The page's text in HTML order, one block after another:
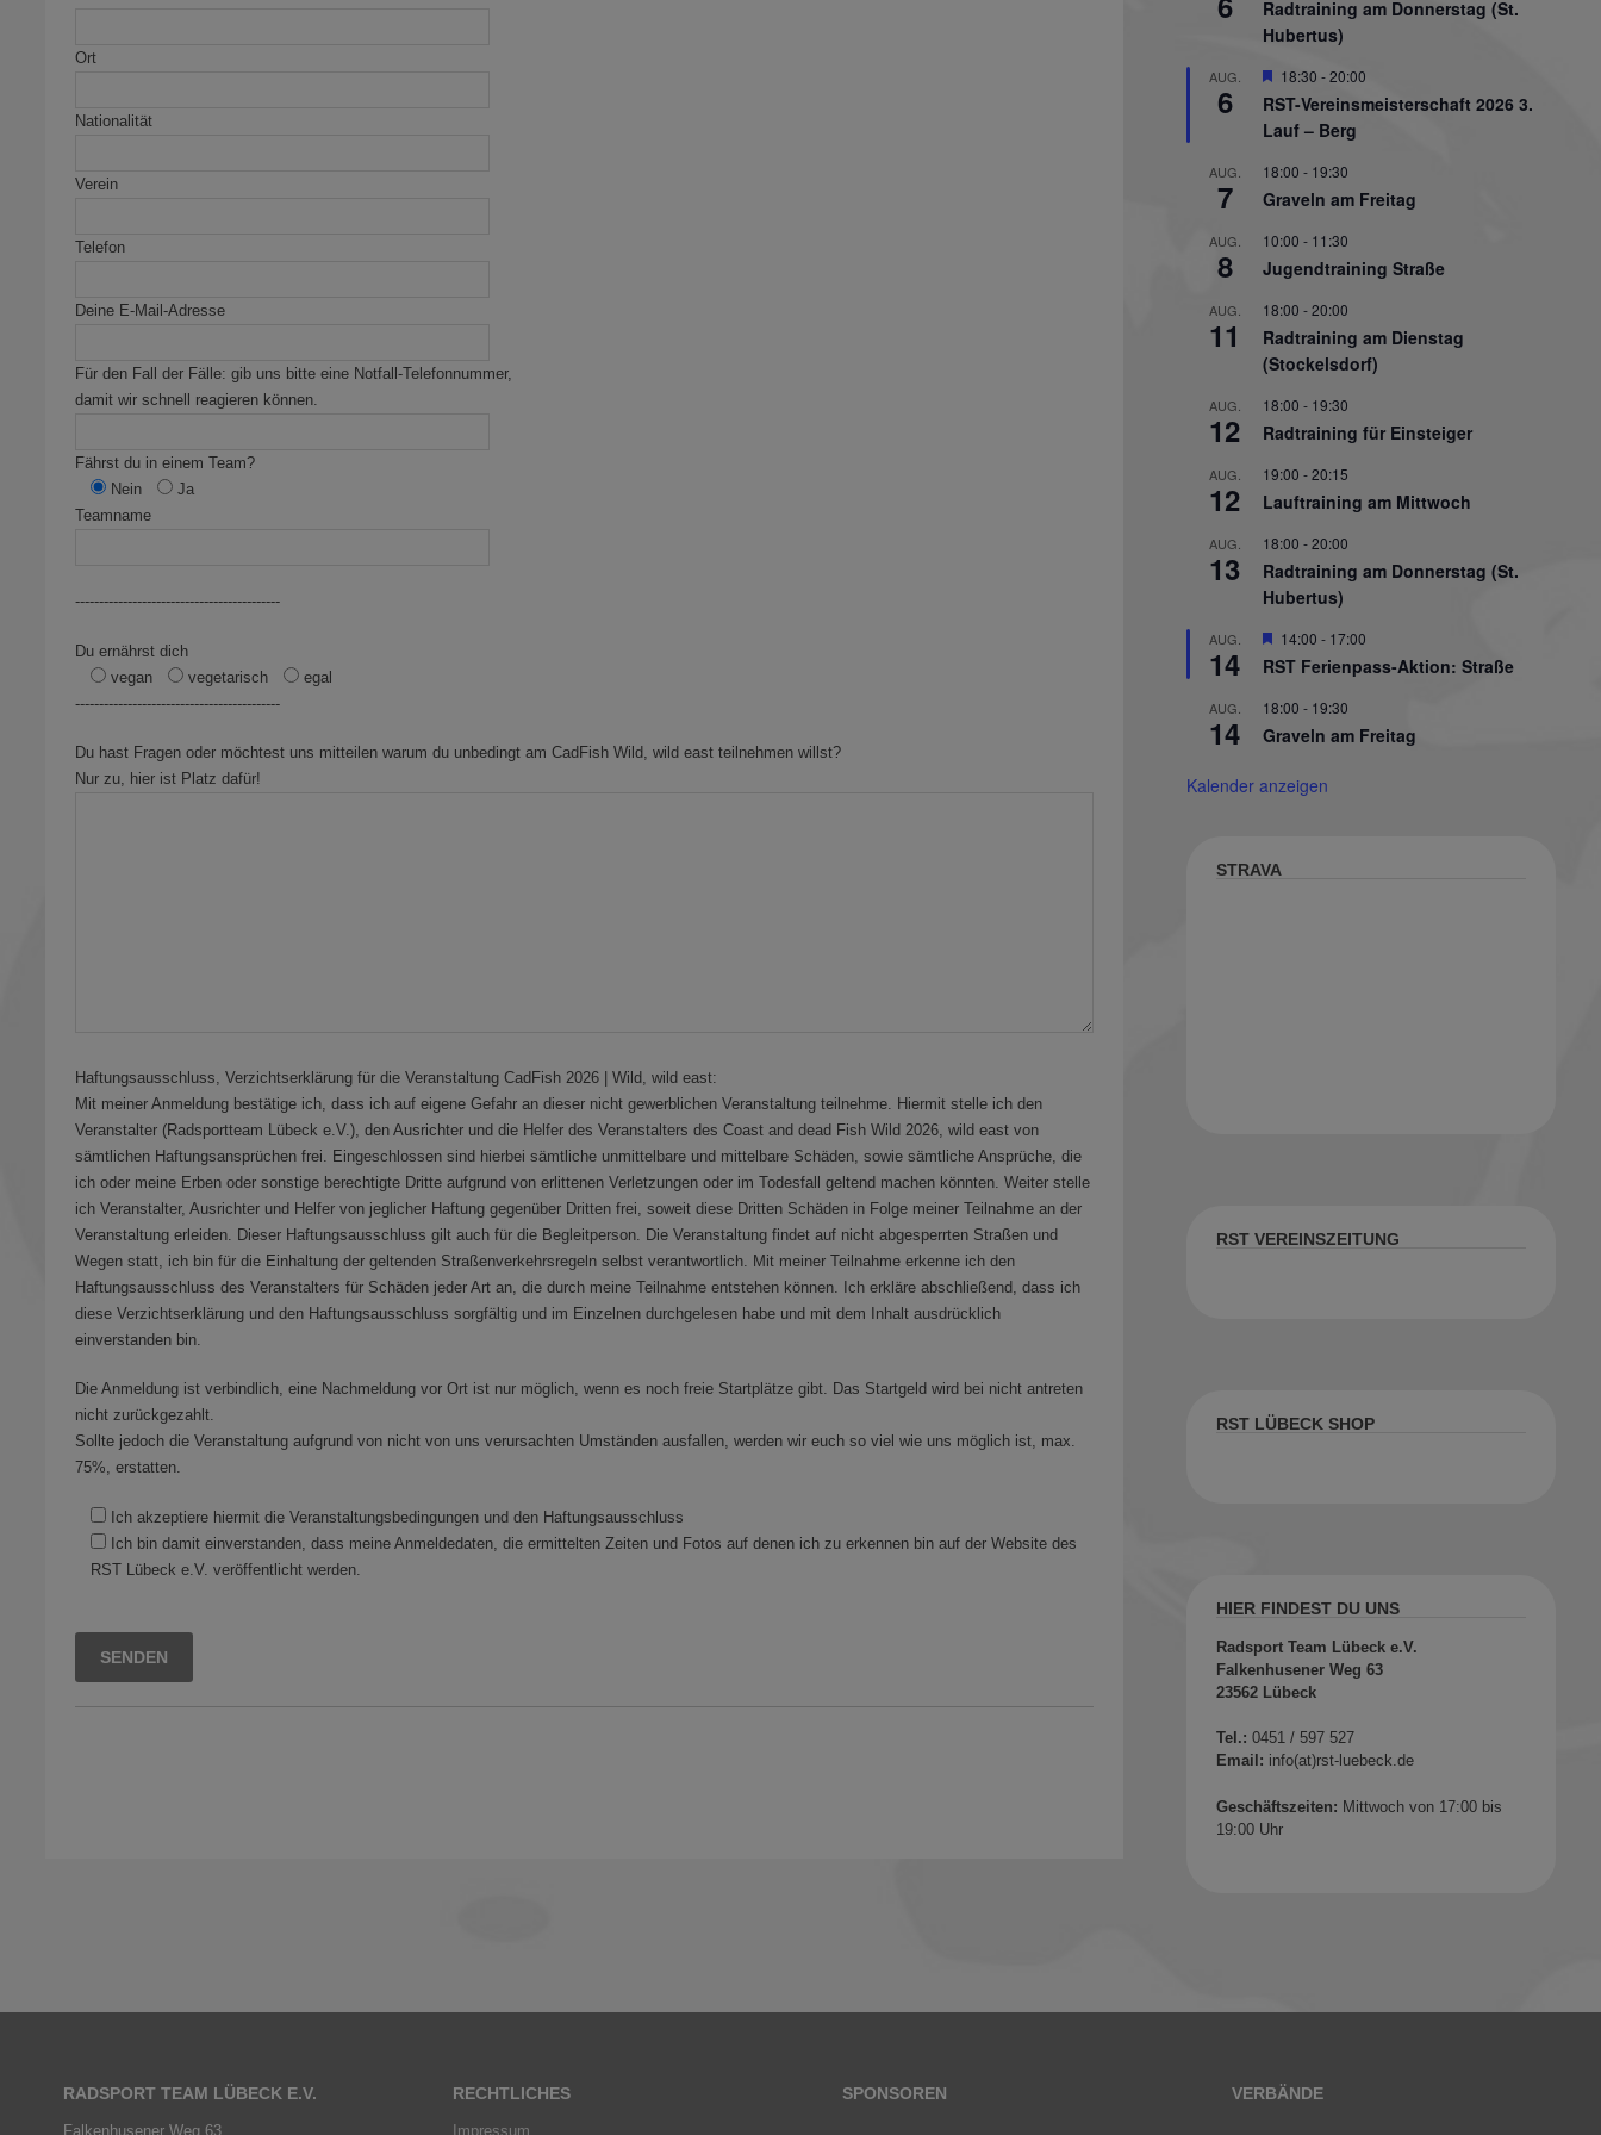
Ort
Nationalität
Verein
Telefon
Deine E-Mail-Adresse
Für den Fall der Fälle: gib uns bitte eine Notfall-Telefonnummer,
damit wir schnell reagieren können.
Fährst du in einem Team?
Nein
Ja
Teamname
-------------------------------------------
Du ernährst dich
vegan
vegetarisch
egal
-------------------------------------------
Du hast Fragen oder möchtest uns mitteilen warum du unbedingt am CadFish Wild, wild east teilnehmen willst?
Nur zu, hier ist Platz dafür!
Haftungsausschluss, Verzichtserklärung für die Veranstaltung CadFish 2026 | Wild, wild east:
Mit meiner Anmeldung bestätige ich, dass ich auf eigene Gefahr an dieser nicht gewerblichen Veranstaltung teilnehme. Hiermit stelle ich den
Veranstalter (Radsportteam Lübeck e.V.), den Ausrichter und die Helfer des Veranstalters des Coast and dead Fish Wild 2026, wild east von
sämtlichen Haftungsansprüchen frei. Eingeschlossen sind hierbei sämtliche unmittelbare und mittelbare Schäden, sowie sämtliche Ansprüche, die
ich oder meine Erben oder sonstige berechtigte Dritte aufgrund von erlittenen Verletzungen oder im Todesfall geltend machen könnten. Weiter stelle
ich Veranstalter, Ausrichter und Helfer von jeglicher Haftung gegenüber Dritten frei, soweit diese Dritten Schäden in Folge meiner Teilnahme an der
Veranstaltung erleiden. Dieser Haftungsausschluss gilt auch für die Begleitperson. Die Veranstaltung findet auf nicht abgesperrten Straßen und
Wegen statt, ich bin für die Einhaltung der geltenden Straßenverkehrsregeln selbst verantwortlich. Mit meiner Teilnahme erkenne ich den
Haftungsausschluss des Veranstalters für Schäden jeder Art an, die durch meine Teilnahme entstehen können. Ich erkläre abschließend, dass ich
diese Verzichtserklärung und den Haftungsausschluss sorgfältig und im Einzelnen durchgelesen habe und mit dem Inhalt ausdrücklich
einverstanden bin.
Die Anmeldung ist verbindlich, eine Nachmeldung vor Ort ist nur möglich, wenn es noch freie Startplätze gibt. Das Startgeld wird bei nicht antreten
nicht zurückgezahlt.
Sollte jedoch die Veranstaltung aufgrund von nicht von uns verursachten Umständen ausfallen, werden wir euch so viel wie uns möglich ist, max.
75%, erstatten.
Ich akzeptiere hiermit die Veranstaltungsbedingungen und den Haftungsausschluss
Ich bin damit einverstanden, dass meine Anmeldedaten, die ermittelten Zeiten und Fotos auf denen ich zu erkennen bin auf der Website des
RST Lübeck e.V. veröffentlicht werden.
Radtraining am Donnerstag (St.
Hubertus)
AUG.
6
Hervorgehoben
18:30 -20:00
RST-Vereinsmeisterschaft 2026 3.
Lauf – Berg
AUG.
7
18:00 - 19:30
Graveln am Freitag
AUG.
8
10:00 - 11:30
Jugendtraining Straße
AUG.
11
18:00 -20:00
Radtraining am Dienstag
(Stockelsdorf)
AUG.
12
18:00 - 19:30
Radtraining für Einsteiger
AUG.
12
19:00 -20:15
Lauftraining am Mittwoch
AUG.
13
18:00 -20:00
Radtraining am Donnerstag (St.
Hubertus)
AUG.
14
Hervorgehoben
14:00 - 17:00
RST Ferienpass-Aktion: Straße
AUG.
14
18:00 - 19:30
Graveln am Freitag
Kalender anzeigen
STRAVA
RST VEREINSZEITUNG
RST LÜBECK SHOP
HIER FINDEST DU UNS
Radsport Team Lübeck e.V.
Falkenhusener Weg 63
23562 Lübeck
Tel.: 0451 / 597 527
Email: info(at)rst-luebeck.de
Geschäftszeiten: Mittwoch von 17:00 bis
19:00 Uhr
RADSPORT TEAM LÜBECK E.V.
Falkenhusener Weg 63
RECHTLICHES
Impressum
SPONSOREN VERBÄNDE